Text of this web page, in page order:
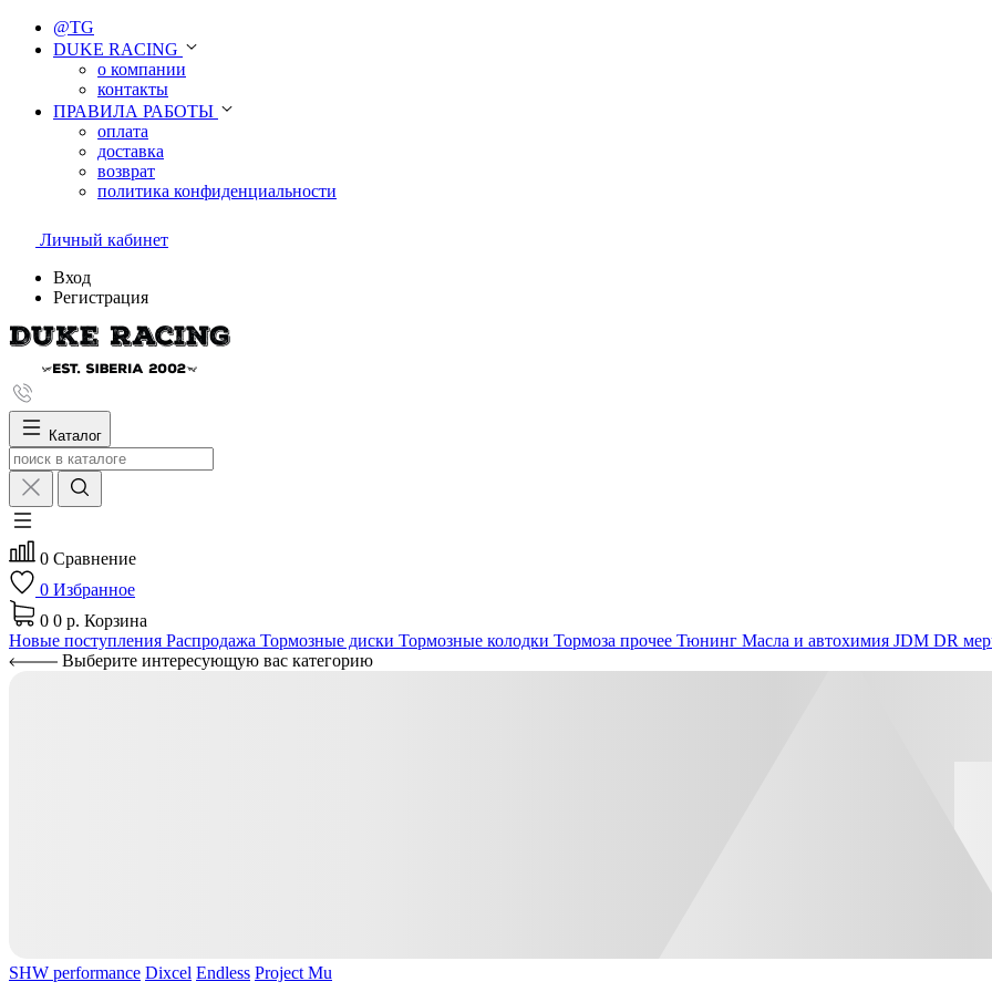
@TG
DUKE RACING
о компании
контакты
ПРАВИЛА РАБОТЫ
оплата
доставка
возврат
политика конфиденциальности
Личный кабинет
Вход
Регистрация
Каталог
0 Сравнение
0 Избранное
0 0 р. Корзина
Новые поступления Распродажа Тормозные диски Тормозные колодки Тормоза прочее Тюнинг Масла и автохимия JDM DR
Выберите интересующую вас категорию
SHW performance Dixcel Endless Project Mu